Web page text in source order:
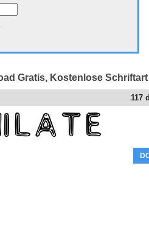
Gratis, Kostenlose Schriftart
117